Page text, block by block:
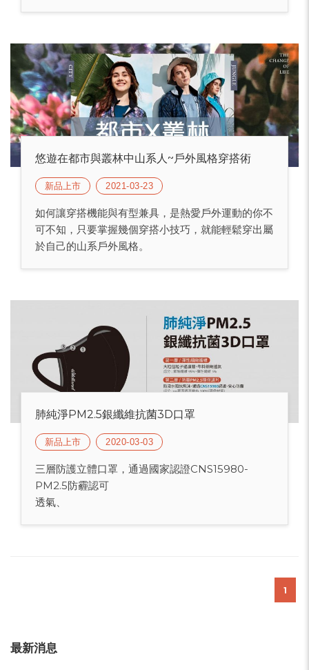
悠遊在都市與叢林中山系人~戶外風格穿搭術
新品上市 2021-03-23
如何讓穿搭機能與有型兼具，是熱愛戶外運動的你不
可不知，只要掌握幾個穿搭小技巧，就能輕鬆穿出屬
於自己的山系戶外風格。
肺純淨PM2.5銀纖維抗菌3D口罩
新品上市 2020-03-03
三層防護立體口罩，通過國家認證CNS15980-
PM2.5防霾認可
透氣、
1
最新消息